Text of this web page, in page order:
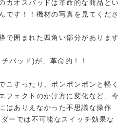
カオスパッドは革命的な商品とい
です！！機材の写真を見てくださ
で囲まれた四角い部分があります
パッド)が、革命的！！
こすったり、ポンポンポンと軽く
フェクトのかけ方に変化など、今
はありえなかった不思議な操作
ーでは不可能なスイッチ効果な